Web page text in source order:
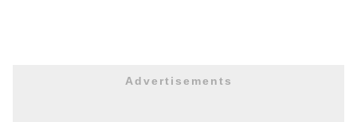
Advertisements